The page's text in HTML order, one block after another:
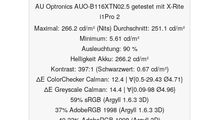
AU Optronics AUO-B116XTN02.5 getestet mit X-Rite
i1Pro 2
Maximal: 266.2 cd/m² (Nits) Durchschnitt: 251.1 cd/m²
Minimum: 5.61 cd/m²
Ausleuchtung: 90 %
Helligkeit Akku: 266.2 cd/m²
Kontrast: 397:1 (Schwarzwert: 0.67 cd/m²)
ΔE ColorChecker Calman: 12.4 | ∀{0.5-29.43 Ø4.71}
ΔE Greyscale Calman: 14.4 | ∀{0.09-98 Ø4.96}
59% sRGB (Argyll 1.6.3 3D)
37% AdobeRGB 1998 (Argyll 1.6.3 3D)